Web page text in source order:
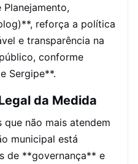
reforça a política
e transparência na
conforme
Sergipe**.
da Medida
que não mais atendem
municipal está
de **governança** e